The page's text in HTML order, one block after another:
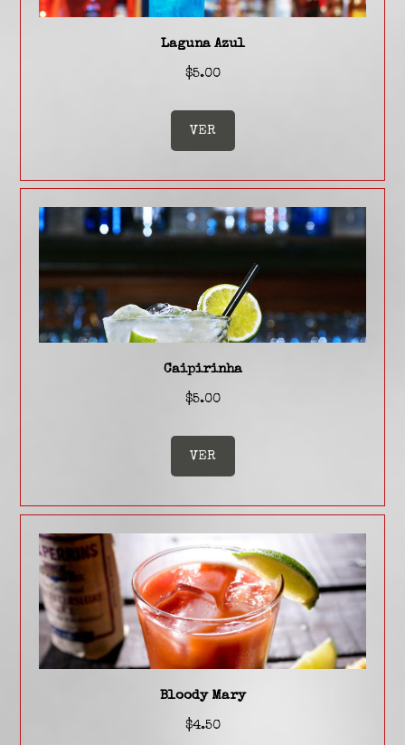
Laguna Azul
$5.00
VER
Caipirinha
$5.00
VER
Bloody Mary
$4.50